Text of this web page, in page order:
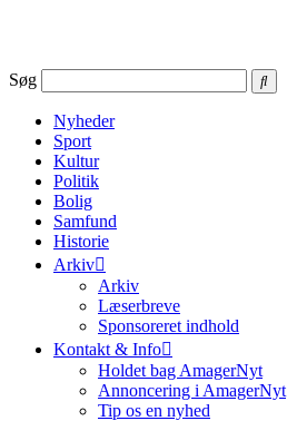
Søg
Nyheder
Sport
Kultur
Politik
Bolig
Samfund
Historie
Arkiv
Arkiv
Læserbreve
Sponsoreret indhold
Kontakt & Info
Holdet bag AmagerNyt
Annoncering i AmagerNyt
Tip os en nyhed